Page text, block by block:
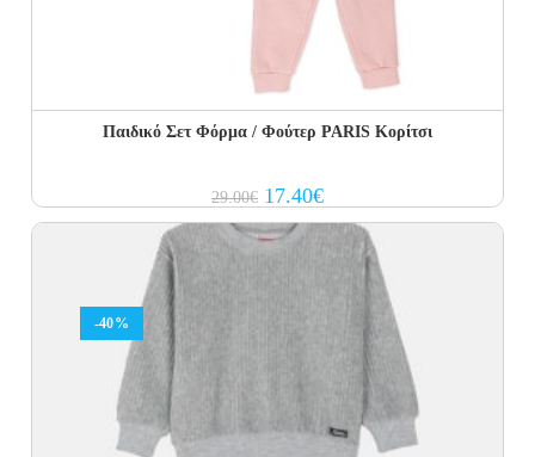
Παιδικό Σετ Φόρμα / Φούτερ PARIS Κορίτσι
29.00€ Original
price
was:
29.00€.
17.40€Current
price
is:
17.40€.
-40%